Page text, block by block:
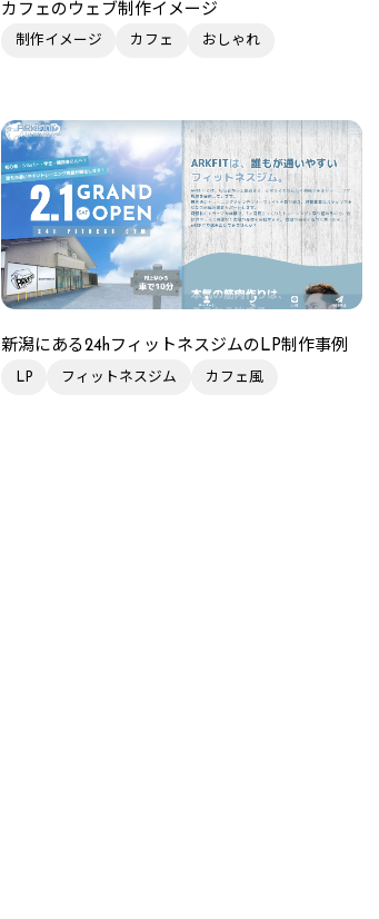
カフェのウェブ制作イメージ
制作イメージ カフェ おしゃれ
新潟にある24hフィットネスジムのLP制作事例
LP フィットネスジム カフェ風